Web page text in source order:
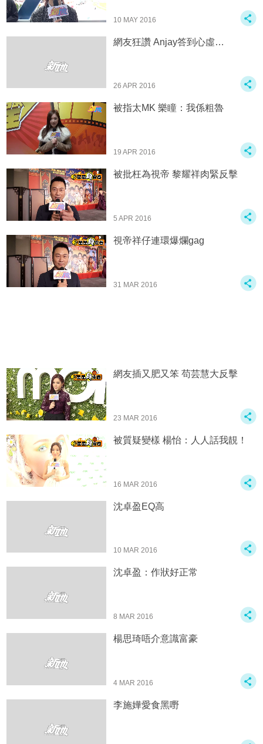
10 MAY 2016
網友狂讚 Anjay答到心虛…
26 APR 2016
被指太MK 樂瞳：我係粗魯
19 APR 2016
被批枉為視帝 黎耀祥肉緊反擊
5 APR 2016
視帝祥仔連環爆爛gag
31 MAR 2016
網友插又肥又笨 苟芸慧大反擊
23 MAR 2016
被質疑變樣 楊怡：人人話我靚！
16 MAR 2016
沈卓盈EQ高
10 MAR 2016
沈卓盈：作狀好正常
8 MAR 2016
楊思琦唔介意識富豪
4 MAR 2016
李施嬅愛食黑嘢